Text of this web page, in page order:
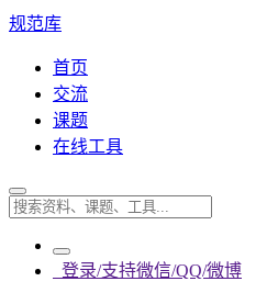
规范库
首页
交流
课题
在线工具
登录/支持微信/QQ/微博